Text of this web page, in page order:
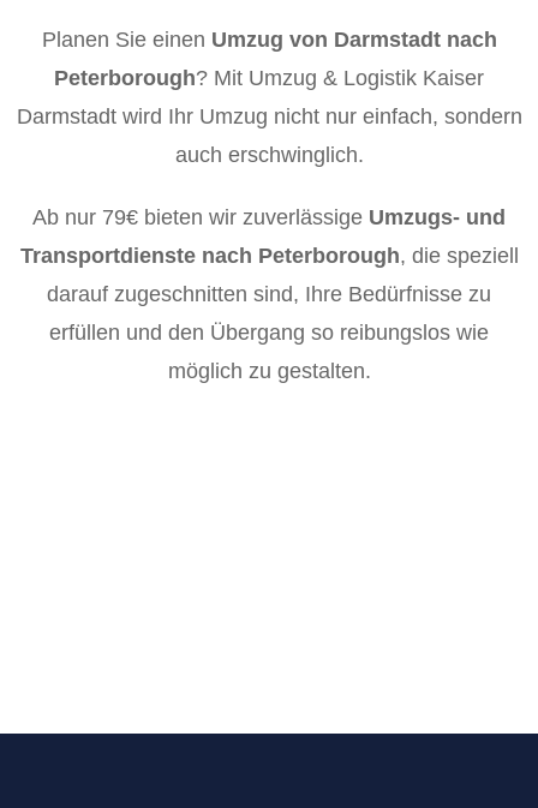
Planen Sie einen Umzug von Darmstadt nach
Peterborough? Mit Umzug & Logistik Kaiser
Darmstadt wird Ihr Umzug nicht nur einfach, sondern
auch erschwinglich.
Ab nur 79€ bieten wir zuverlässige Umzugs- und
Transportdienste nach Peterborough, die speziell
darauf zugeschnitten sind, Ihre Bedürfnisse zu
erfüllen und den Übergang so reibungslos wie
möglich zu gestalten.